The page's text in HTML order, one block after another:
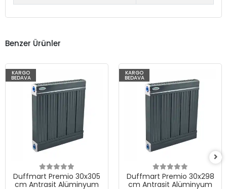
Benzer Ürünler
KARGO
BEDAVA
Duffmart Premio 30x305
cm Antrasit Alüminyum
KARGO
BEDAVA
Duffmart Premio 30x298
cm Antrasit Alüminyum